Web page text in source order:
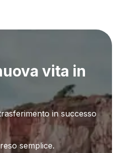
vita in
in successo
semplice.